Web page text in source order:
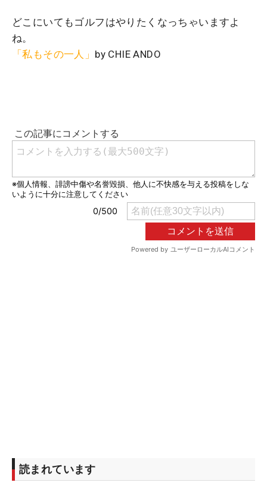
どこにいてもゴルフはやりたくなっちゃいますよ
ね。
「私もその一人」 by CHIE ANDO
読まれています